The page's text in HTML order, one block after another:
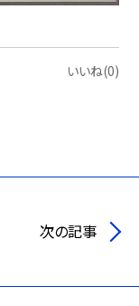
いいね(0)
次の記事